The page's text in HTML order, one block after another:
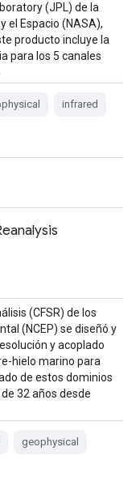
(JPL) de la
el Espacio (NASA),
producto incluye la
para los 5 canales
infrared
(CFSR) de los
(NCEP) se diseñó y
y acoplado
hielo marino para
de estos dominios
32 años desde
geophysical